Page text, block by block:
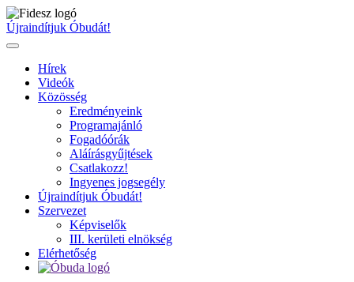
Ugrás
a
tartalomhoz
Újraindítjuk Óbudát!
Hírek
Videók
Közösség
Eredményeink
Programajánló
Fogadóórák
Aláírásgyűjtések
Csatlakozz!
Ingyenes jogsegély
Újraindítjuk Óbudát!
Szervezet
Képviselők
III. kerületi elnökség
Elérhetőség